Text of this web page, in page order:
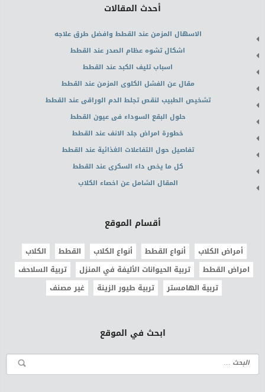
أحدث المقالات
الاسهال المزمن عند القطط وافضل طرق علاجه
اشكال تشوه عظام الصدر عند القطط
اسباب تليف الكبد عند القطط
مقال عن الفشل الكلوى المزمن عند القطط
تشخيص الطبيب لنقص تجلط الدم الوراقى عند القطط
حلول البقع السوداء فى عيون القطط
خطورة امراض جلد الانف عند القطط
تفاصيل حول التفاعلات الغذائية عند القطط
كل ما يخص داء السكرى عند القطط
المقال الشامل عن اخصاء الكلاب
أقسام الموقع
أمراض الكلاب أنواع القطط أنواع الكلاب القطط
الكلاب
امراض القطط
تربية الحيوانات الأليفة في المنزل
تربية السلاحف
تربية الهامستر
تربية طيور الزينة غير مصنف
ابحث في الموقع